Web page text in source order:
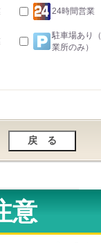
24時間営業
駐車場あり
業所のみ）
意